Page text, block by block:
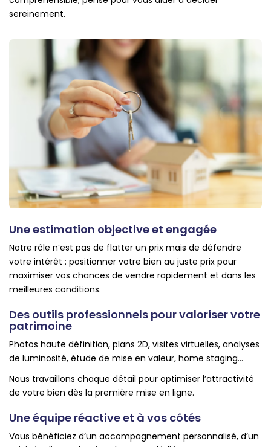
sereinement.
Une estimation objective et engagée
Notre rôle n’est pas de flatter un prix mais de défendre
votre intérêt : positionner votre bien au juste prix pour
maximiser vos chances de vendre rapidement et dans les
meilleures conditions.
Des outils professionnels pour valoriser votre
patrimoine
Photos haute définition, plans 2D, visites virtuelles, analyses
de luminosité, étude de mise en valeur, home staging…
Nous travaillons chaque détail pour optimiser l’attractivité
de votre bien dès la première mise en ligne.
Une équipe réactive et à vos côtés
Vous bénéficiez d’un accompagnement personnalisé, d’un